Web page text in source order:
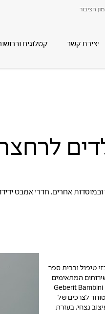
הציבור
יצירת קשר קטלוגים
אחרים. חדרי אמבט
טיפול ובבית ספר
המתאימים
לילדים יכולים לקדם גישה נעימה להיגיינה ובריאות אישית. סדרות חדרי האמבטיה Geberit Bambini
לצרכים של
בעיצוב נצחי. בעזרת